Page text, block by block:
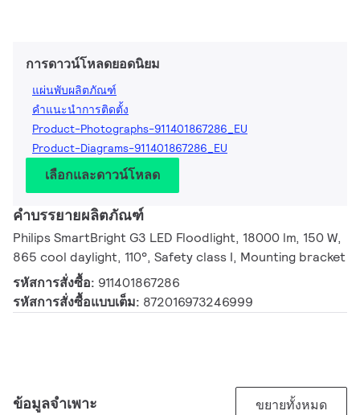
การดาวน์โหลดยอดนิยม
แผ่นพับผลิตภัณฑ์
คำแนะนำการติดตั้ง
Product-Photographs-911401867286_EU
Product-Diagrams-911401867286_EU
เลือกและดาวน์โหลด
คำบรรยายผลิตภัณฑ์
Philips SmartBright G3 LED Floodlight, 18000 lm, 150 W,
865 cool daylight, 110°, Safety class I, Mounting bracket
รหัสการสั่งซื้อ: 911401867286
รหัสการสั่งซื้อแบบเต็ม: 872016973246999
ข้อมูลจำเพาะ ขยายทั้งหมด